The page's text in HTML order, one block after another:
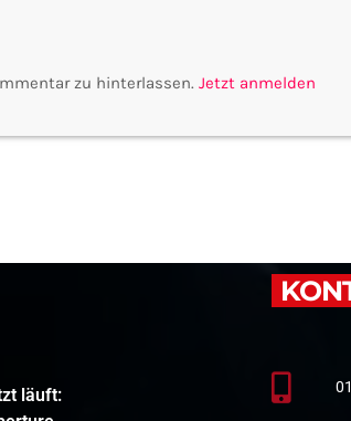
zu hinterlassen. Jetzt anmelden
läuft: